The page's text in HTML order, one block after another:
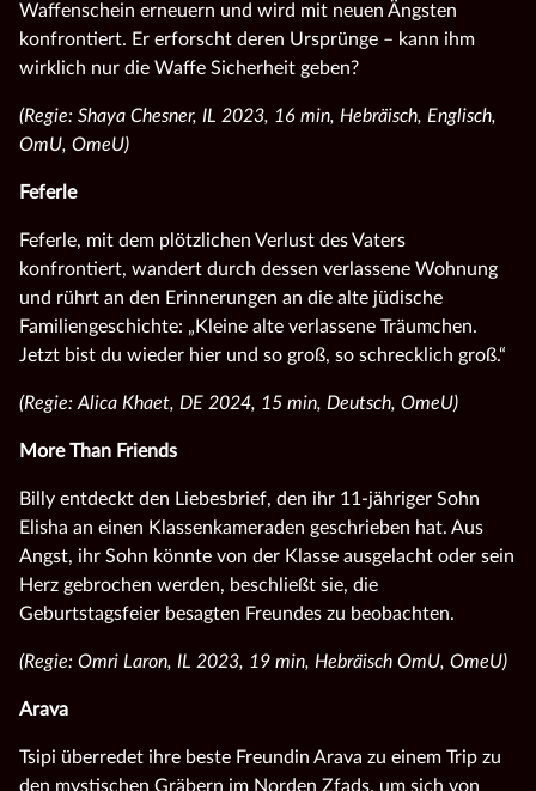
Waffenschein erneuern und wird mit neuen Ängsten
konfrontiert. Er erforscht deren Ursprünge – kann ihm
wirklich nur die Waffe Sicherheit geben?
(Regie: Shaya Chesner, IL 2023, 16 min, Hebräisch, Englisch,
OmU, OmeU)
Feferle
Feferle, mit dem plötzlichen Verlust des Vaters
konfrontiert, wandert durch dessen verlassene Wohnung
und rührt an den Erinnerungen an die alte jüdische
Familiengeschichte: „Kleine alte verlassene Träumchen.
Jetzt bist du wieder hier und so groß, so schrecklich groß.“
(Regie: Alica Khaet, DE 2024, 15 min, Deutsch, OmeU)
More Than Friends
Billy entdeckt den Liebesbrief, den ihr 11-jähriger Sohn
Elisha an einen Klassenkameraden geschrieben hat. Aus
Angst, ihr Sohn könnte von der Klasse ausgelacht oder sein
Herz gebrochen werden, beschließt sie, die
Geburtstagsfeier besagten Freundes zu beobachten.
(Regie: Omri Laron, IL 2023, 19 min, Hebräisch OmU, OmeU)
Arava
Tsipi überredet ihre beste Freundin Arava zu einem Trip zu
den mystischen Gräbern im Norden Zfads, um sich von